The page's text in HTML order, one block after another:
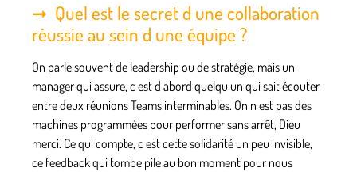
Quel est le secret d une collaboration
réussie au sein d une équipe ?
On parle souvent de leadership ou de stratégie, mais un
manager qui assure, c est d abord quelqu un qui sait écouter
entre deux réunions Teams interminables. On n est pas des
machines programmées pour performer sans arrêt, Dieu
merci. Ce qui compte, c est cette solidarité un peu invisible,
ce feedback qui tombe pile au bon moment pour nous